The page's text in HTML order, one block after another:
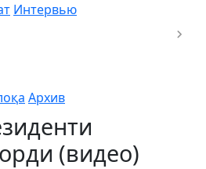
Интервью
Архив
(видео)